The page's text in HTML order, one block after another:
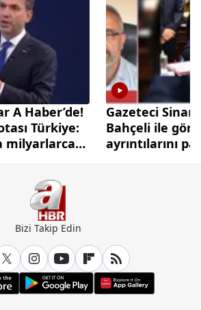
A Haber’de!
Türkiye:
milyarlarca
Gazeteci
Bahçeli ile
ayrıntılarını
Bizi Takip Edin